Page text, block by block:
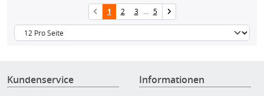
1 2 3 ... 5
Kundenservice Informationen